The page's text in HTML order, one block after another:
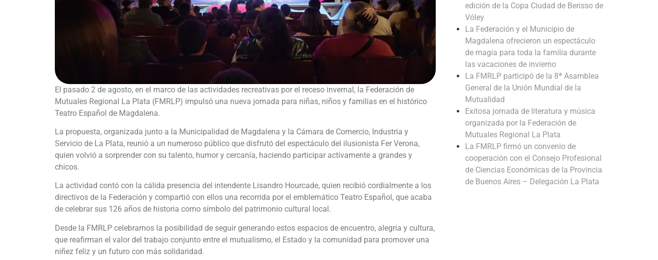
El pasado 2 de agosto, en el marco de las actividades recreativas por el receso invernal, la Federación de
Mutuales Regional La Plata (FMRLP) impulsó una nueva jornada para niñas, niños y familias en el histórico
Teatro Español de Magdalena.
La propuesta, organizada junto a la Municipalidad de Magdalena y la Cámara de Comercio, Industria y
Servicio de La Plata, reunió a un numeroso público que disfrutó del espectáculo del ilusionista Fer Verona,
quien volvió a sorprender con su talento, humor y cercanía, haciendo participar activamente a grandes y
chicos.
La actividad contó con la cálida presencia del intendente Lisandro Hourcade, quien recibió cordialmente a los
directivos de la Federación y compartió con ellos una recorrida por el emblemático Teatro Español, que acaba
de celebrar sus 126 años de historia como símbolo del patrimonio cultural local.
Desde la FMRLP celebramos la posibilidad de seguir generando estos espacios de encuentro, alegría y cultura,
que reafirman el valor del trabajo conjunto entre el mutualismo, el Estado y la comunidad para promover una
niñez feliz y un futuro con más solidaridad.
edición de la Copa Ciudad de Berisso de
Vóley
La Federación y el Municipio de
Magdalena ofrecieron un espectáculo
de magia para toda la familia durante
las vacaciones de invierno
La FMRLP participó de la 8ª Asamblea
General de la Unión Mundial de la
Mutualidad
Exitosa jornada de literatura y música
organizada por la Federación de
Mutuales Regional La Plata
La FMRLP firmó un convenio de
cooperación con el Consejo Profesional
de Ciencias Económicas de la Provincia
de Buenos Aires – Delegación La Plata